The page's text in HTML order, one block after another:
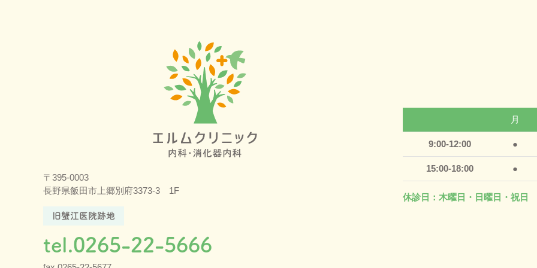
〒395-0003
長野県飯田市上郷別府3373-3 1F
旧蟹江医院跡地
tel.0265-22-5666
月
9:00-12:00 ●
15:00-18:00 ●
休診日：木曜日・日曜日・祝日